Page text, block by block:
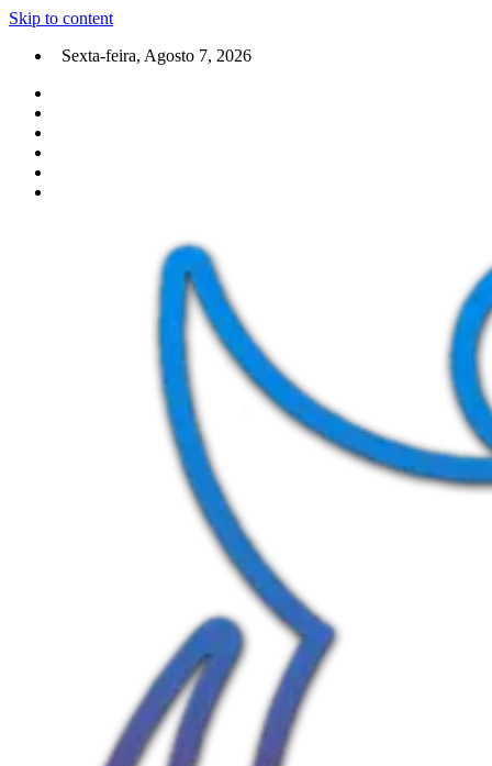
Skip to content
Sexta-feira, Agosto 7, 2026